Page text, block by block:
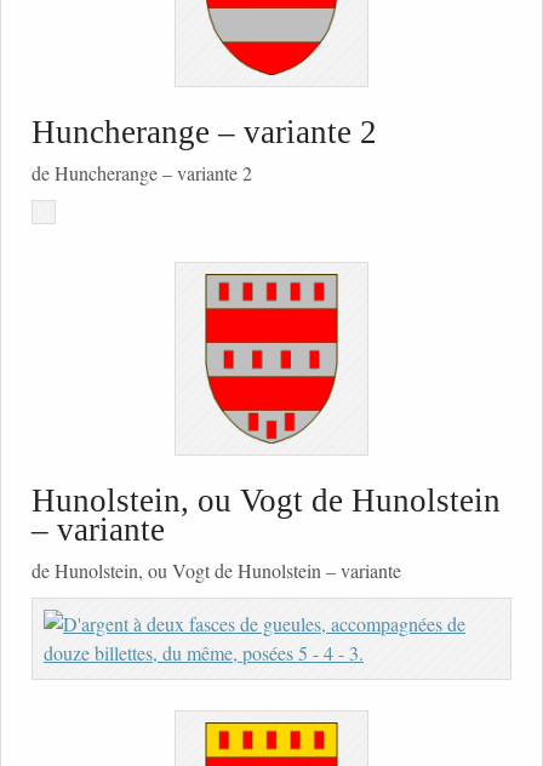
Huncherange – variante 2
de Huncherange – variante 2
Hunolstein, ou Vogt de Hunolstein
– variante
de Hunolstein, ou Vogt de Hunolstein – variante